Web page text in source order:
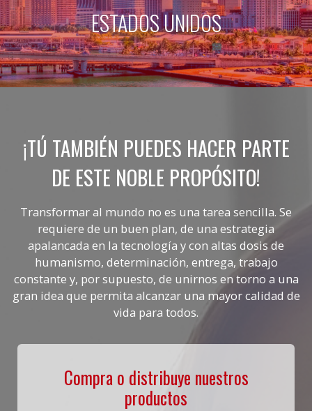
ESTADOS UNIDOS
¡TÚ TAMBIÉN PUEDES HACER PARTE
DE ESTE NOBLE PROPÓSITO!
Transformar al mundo no es una tarea sencilla. Se
requiere de un buen plan, de una estrategia
apalancada en la tecnología y con altas dosis de
humanismo, determinación, entrega, trabajo
constante y, por supuesto, de unirnos en torno a una
gran idea que permita alcanzar una mayor calidad de
vida para todos.
Compra o distribuye nuestros
productos